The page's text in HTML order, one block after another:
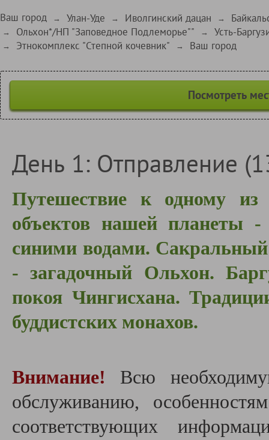
Ваш город → Улан-Уде → Иволгинский дацан →
→ Ольхон*/НП "Заповедное Подлеморье"" → Усть-
→ Этнокомплекс "Степной кочевник" → Ваш город
Посмотреть
День 1: Отправление
Путешествие к одному
объектов нашей планеты -
синими водами.
- загадочный Ольхон.
покоя Чингисхана.
буддистских монахов.
Внимание!
Всю
обслуживанию,
соответствующих